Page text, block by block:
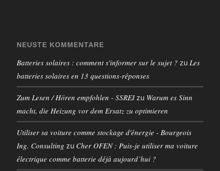
NEUSTE KOMMENTARE
Batteries solaires : comment s'informer sur le sujet ? zu Les
batteries solaires en 13 questions-réponses
Zum Lesen / Hören empfohlen - SSREIzu Warum es Sinn
macht, die Heizung vor dem Ersatz zu optimieren
Utiliser sa voiture comme stockage d'énergie - Bourgeois
Ing. Consulting zu Cher OFEN : Puis-je utiliser ma voiture
électrique comme batterie déjà aujourd’hui ?